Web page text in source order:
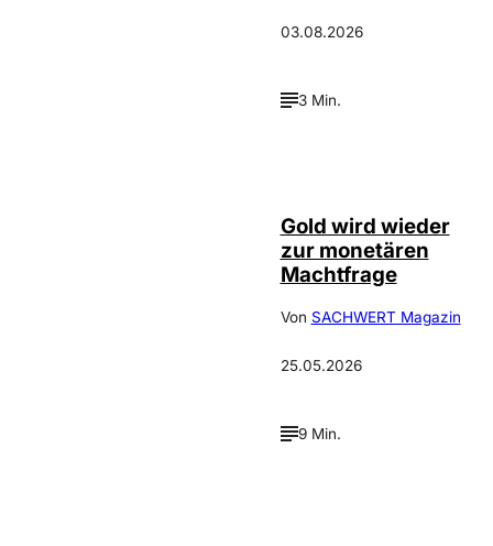
03.08.2026
3 Min.
Gold wird wieder
zur monetären
Machtfrage
Von SACHWERT Magazin
25.05.2026
9 Min.